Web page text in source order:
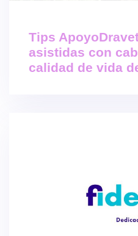
Tips
asistidas con
calidad de vida